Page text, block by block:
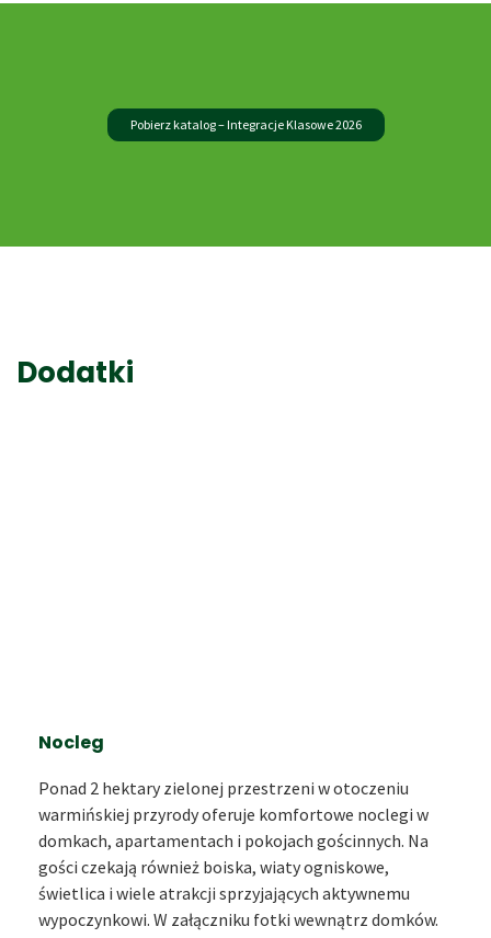
Pobierz katalog – Integracje Klasowe 2026
Dodatki
Nocleg
Ponad 2 hektary zielonej przestrzeni w otoczeniu
warmińskiej przyrody oferuje komfortowe noclegi w
domkach, apartamentach i pokojach gościnnych. Na
gości czekają również boiska, wiaty ogniskowe,
świetlica i wiele atrakcji sprzyjających aktywnemu
wypoczynkowi. W załączniku fotki wewnątrz domków.